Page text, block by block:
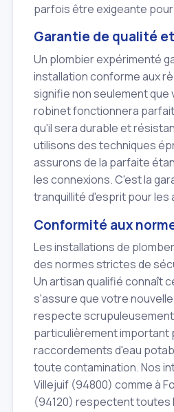
parfois être exigeante
Garantie de qualité
Un plombier expérimenté
installation conforme aux
signifie non seulement que
robinet fonctionnera
qu'il sera durable et
utilisons des techniques
assurons de la parfaite
les connexions. C'est la
tranquillité d'esprit pour les
Conformité aux
Les installations de
des normes strictes de
Un artisan qualifié connaît
s'assure que votre
respecte
particulièrement important
raccordements d'eau
toute contamination. Nos
Villejuif (94800) comme à
(94120) respectent toutes